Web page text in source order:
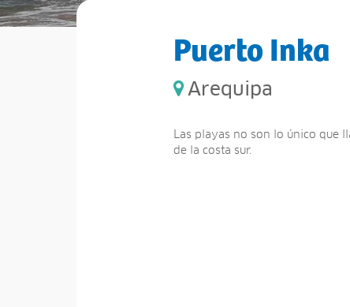
Puerto Inka
Arequipa
Las playas no son lo único que
de la costa sur.